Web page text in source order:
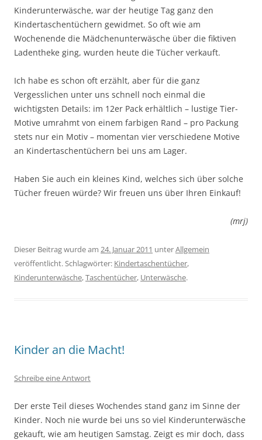
Kinderunterwäsche, war der heutige Tag ganz den
Kindertaschentüchern gewidmet. So oft wie am
Wochenende die Mädchenunterwäsche über die fiktiven
Ladentheke ging, wurden heute die Tücher verkauft.
Ich habe es schon oft erzählt, aber für die ganz
Vergesslichen unter uns schnell noch einmal die
wichtigsten Details: im 12er Pack erhältlich – lustige Tier-
Motive umrahmt von einem farbigen Rand – pro Packung
stets nur ein Motiv – momentan vier verschiedene Motive
an Kindertaschentüchern bei uns am Lager.
Haben Sie auch ein kleines Kind, welches sich über solche
Tücher freuen würde? Wir freuen uns über Ihren Einkauf!
(mrj)
Dieser Beitrag wurde am 24. Januar 2011 unterAllgemein
veröffentlicht. Schlagwörter: Kindertaschentücher,
Kinderunterwäsche,Taschentücher, Unterwäsche.
Kinder an die Macht!
Schreibe eine Antwort
Der erste Teil dieses Wochendes stand ganz im Sinne der
Kinder. Noch nie wurde bei uns so viel Kinderunterwäsche
gekauft, wie am heutigen Samstag. Zeigt es mir doch, dass